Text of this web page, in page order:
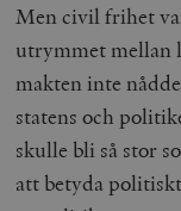
Men civil frihet
utrymmet mellan
makten inte
statens och
skulle bli så stor
att betyda